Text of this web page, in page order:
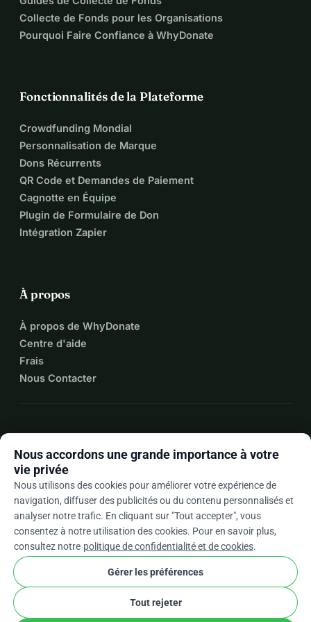
difficiles, l'équilibre entre ma vie académique et financière,
et l'expression d'idées créatives et significatives sur le
campus.Je serais extrêmement reconnaissant si la
Collecte de Fonds pour les Organisations
Pourquoi Faire Confiance à WhyDonate
Fonctionnalités de la Plateforme
Crowdfunding Mondial
Personnalisation de Marque
Dons Récurrents
QR Code et Demandes de Paiement
Cagnotte en Équipe
Plugin de Formulaire de Don
Intégration Zapier
À propos
À propos de WhyDonate
Centre d'aide
Frais
Nous Contacter
Fr arrow_drop_down
★★★★★4,9 / 5 sur la base de 500+ avis
WhyDonateConfidentialité et cookies
Paramètres Des Cookies
Nous accordons une grande importance à votre
vie privée
Nous utilisons des cookies pour améliorer votre expérience de
navigation, diffuser des publicités ou du contenu personnalisés et
analyser notre trafic. En cliquant sur "Tout accepter", vous
consentez à notre utilisation des cookies. Pour en savoir plus,
consultez notre politique de confidentialité et de cookies.
Gérer les préférences
Tout rejeter